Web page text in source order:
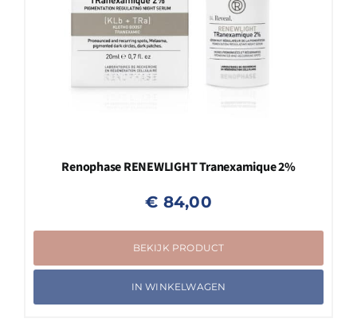
Renophase RENEWLIGHT Tranexamique 2%
€ 84,00
BEKIJK PRODUCT
IN WINKELWAGEN